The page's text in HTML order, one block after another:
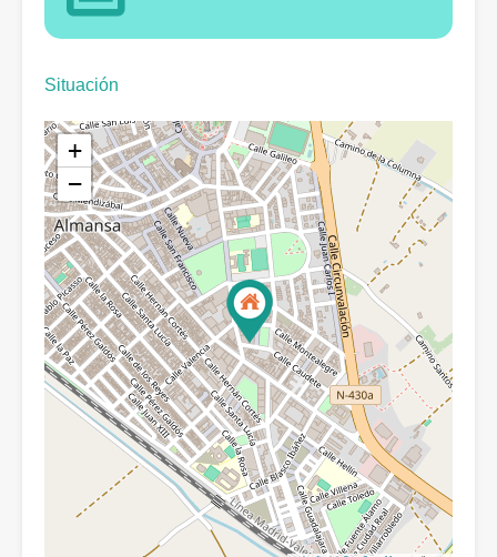
Situación
+
−